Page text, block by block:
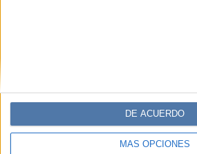
MÁS OPCIONES
DE ACUERDO